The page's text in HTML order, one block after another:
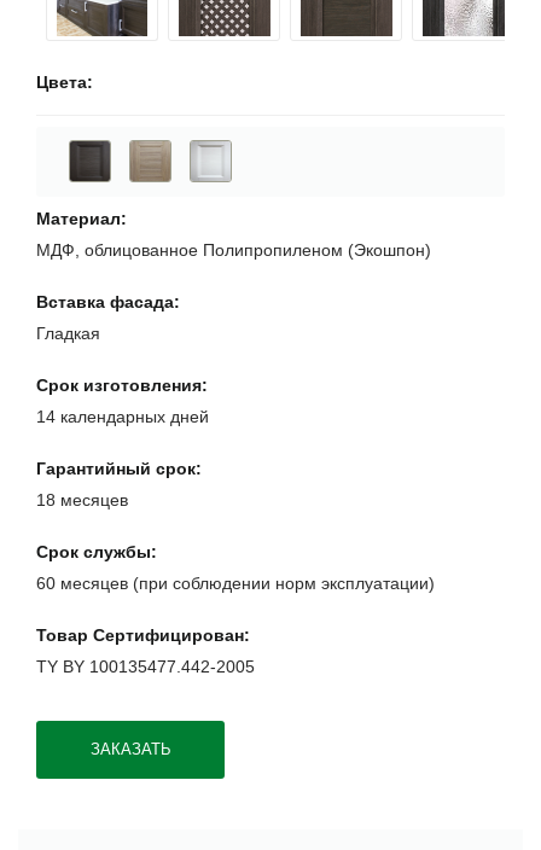
Цвета
Материал
МДФ, облицованное Полипропиленом (Экошпон)
Вставка фасада
Гладкая
Срок изготовления
14 календарных дней
Гарантийный срок
18 месяцев
Срок службы
60 месяцев (при соблюдении норм эксплуатации)
Товар Сертифицирован
TY BY 100135477.442-2005
ЗАКАЗАТЬ